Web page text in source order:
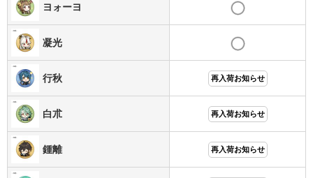
ヨォーヨ
凝光
行秋 再入荷お知らせ
白朮 再入荷お知らせ
鍾離 再入荷お知らせ